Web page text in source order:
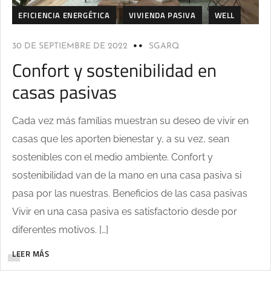
EFICIENCIA ENERGÉTICA VIVIENDA PASIVA WELL
30 DE SEPTIEMBRE DE 2022 SGARQ
Confort y sostenibilidad en
casas pasivas
Cada vez más famílias muestran su deseo de vivir en
casas que les aporten bienestar y, a su vez, sean
sostenibles con el medio ambiente. Confort y
sostenibilidad van de la mano en una casa pasiva si
pasa por las nuestras. Beneficios de las casa pasivas
Vivir en una casa pasiva es satisfactorio desde por
diferentes motivos. […]
LEER MÁS